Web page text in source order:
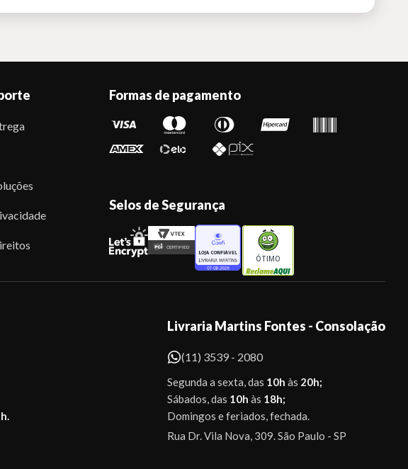
Formas de pagamento
Selos de Segurança
ÓTIMO
Livraria Martins Fontes - Consolação
(11) 3539 - 2080
Segunda a sexta, das 10h às 20h;
Sábados, das 10h às 18h;
Domingos e feriados, fechada.
Rua Dr. Vila Nova, 309. São Paulo - SP